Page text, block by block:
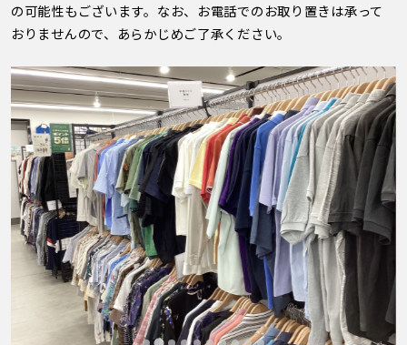
の可能性もございます。なお、お電話でのお取り置きは承って
おりませんので、あらかじめご了承ください。